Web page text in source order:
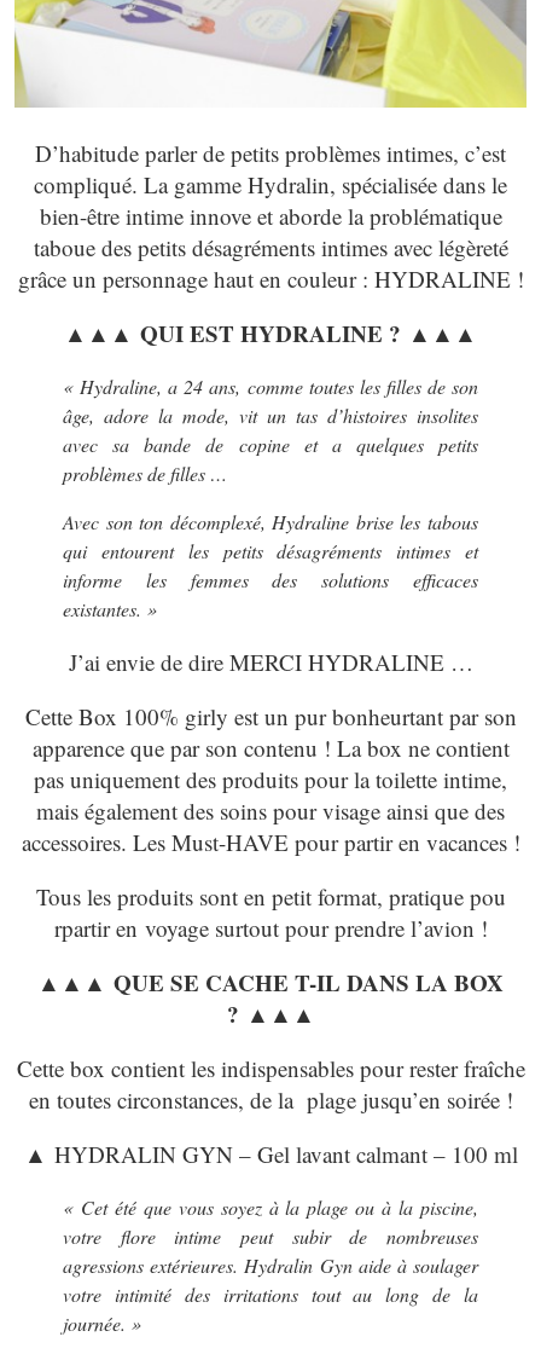
D’habitude parler de petits problèmes intimes, c’est
compliqué. La gamme Hydralin, spécialisée dans le
bien-être intime innove et aborde la problématique
taboue des petits désagréments intimes avec légèreté
grâce un personnage haut en couleur : HYDRALINE !
▲▲▲ QUI EST HYDRALINE ? ▲▲▲
« Hydraline, a 24 ans, comme toutes les filles de son
âge, adore la mode, vit un tas d’histoires insolites
avec sa bande de copine et a quelques petits
problèmes de filles …
Avec son ton décomplexé, Hydraline brise les tabous
qui entourent les petits désagréments intimes et
informe les femmes des solutions efficaces
existantes. »
J’ai envie de dire MERCI HYDRALINE …
Cette Box 100% girly est un pur bonheurtant par son
apparence que par son contenu ! La box ne contient
pas uniquement des produits pour la toilette intime,
mais également des soins pour visage ainsi que des
accessoires. Les Must-HAVE pour partir en vacances !
Tous les produits sont en petit format, pratique pou
rpartir en voyage surtout pour prendre l’avion !
▲▲▲ QUE SE CACHE T-IL DANS LA BOX
? ▲▲▲
Cette box contient les indispensables pour rester fraîche
en toutes circonstances, de la plage jusqu’en soirée !
▲ HYDRALIN GYN – Gel lavant calmant – 100 ml
« Cet été que vous soyez à la plage ou à la piscine,
votre flore intime peut subir de nombreuses
agressions extérieures. Hydralin Gyn aide à soulager
votre intimité des irritations tout au long de la
journée. »